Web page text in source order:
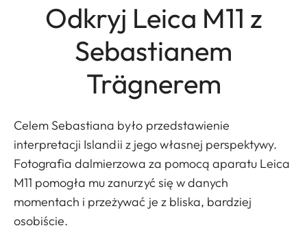
Odkryj Leica M11 z
Sebastianem
Trägnerem
Celem Sebastiana było przedstawienie
interpretacji Islandii z jego własnej perspektywy.
Fotografia dalmierzowa za pomocą aparatu Leica
M11 pomogła mu zanurzyć się w danych
momentach i przeżywać je z bliska, bardziej
osobiście.